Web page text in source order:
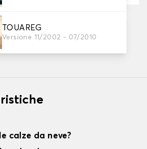
TOUAREG
Versione 11/2002 - 07/2010
stimata su 11/08/2026
3x gratuito, a partire da 60 euro
calze da neve?